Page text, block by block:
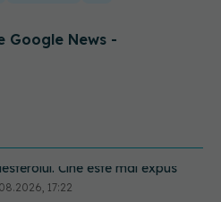
Google News -
174 de milioane de lei pentru